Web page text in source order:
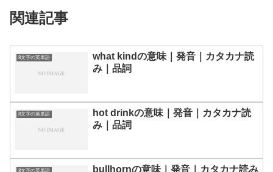
関連記事
8文字の英単語
what kindの意味｜発音｜カタカナ読
み｜品詞
8文字の英単語
hot drinkの意味｜発音｜カタカナ読
み｜品詞
8文字の英単語
bullhornの意味｜発音｜カタカナ読み